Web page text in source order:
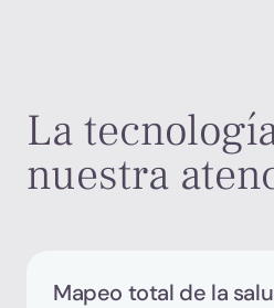
La
nuestra
Mapeo total de la